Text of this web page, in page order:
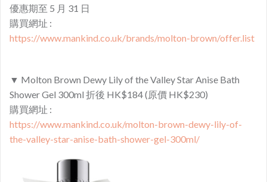
優惠期至 5 月 31 日
購買網址 :
https://www.mankind.co.uk/brands/molton-brown/offer.list
▼ Molton Brown Dewy Lily of the Valley Star Anise Bath
Shower Gel 300ml 折後 HK$184 (原價 HK$230)
購買網址 :
https://www.mankind.co.uk/molton-brown-dewy-lily-of-
the-valley-star-anise-bath-shower-gel-300ml/